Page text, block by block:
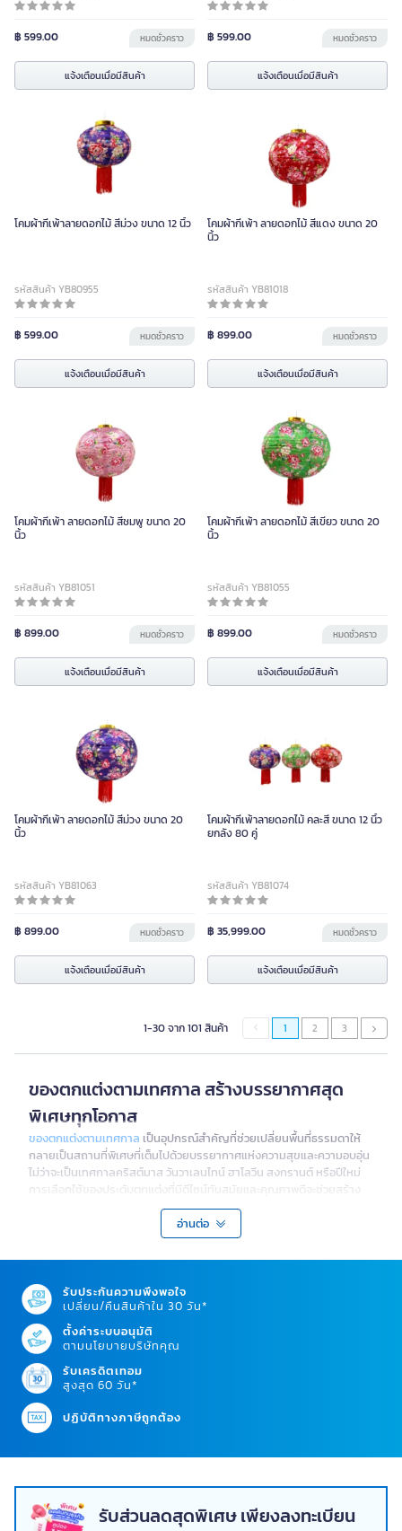
฿ 599.00 หมดชั่วคราว
แจ้งเตือนเมื่อมีสินค้า
฿ 599.00 หมดชั่วคราว
แจ้งเตือนเมื่อมีสินค้า
โคมผ้ากี่เพ้าลายดอกไม้ สีม่วง ขนาด 12 นิ้ว
รหัสสินค้า YB80955
฿ 599.00 หมดชั่วคราว
แจ้งเตือนเมื่อมีสินค้า
โคมผ้ากี่เพ้า ลายดอกไม้ สีแดง ขนาด 20
นิ้ว
รหัสสินค้า YB81018
฿ 899.00 หมดชั่วคราว
แจ้งเตือนเมื่อมีสินค้า
โคมผ้ากี่เพ้า ลายดอกไม้ สีชมพู ขนาด 20
นิ้ว
รหัสสินค้า YB81051
฿ 899.00 หมดชั่วคราว
แจ้งเตือนเมื่อมีสินค้า
โคมผ้ากี่เพ้า ลายดอกไม้ สีเขียว ขนาด 20
นิ้ว
รหัสสินค้า YB81055
฿ 899.00 หมดชั่วคราว
แจ้งเตือนเมื่อมีสินค้า
โคมผ้ากี่เพ้า ลายดอกไม้ สีม่วง ขนาด 20
นิ้ว
รหัสสินค้า YB81063
฿ 899.00 หมดชั่วคราว
แจ้งเตือนเมื่อมีสินค้า
โคมผ้ากี่เพ้าลายดอกไม้ คละสี ขนาด 12 นิ้ว
ยกลัง 80 คู่
รหัสสินค้า YB81074
฿ 35,999.00 หมดชั่วคราว
แจ้งเตือนเมื่อมีสินค้า
1-30 จาก 101 สินค้า 1 2 3
ของตกแต่งตามเทศกาล สร้างบรรยากาศสุด
พิเศษทุกโอกาส
ของตกแต่งตามเทศกาล เป็นอุปกรณ์สำคัญที่ช่วยเปลี่ยนพื้นที่ธรรมดาให้
กลายเป็นสถานที่พิเศษที่เต็มไปด้วยบรรยากาศแห่งความสุขและความอบอุ่น
ไม่ว่าจะเป็นเทศกาลคริสต์มาส วันวาเลนไทน์ ฮาโลวีน สงกรานต์ หรือปีใหม่
การเลือกใช้ของประดับตกแต่งที่มีดีไซน์ทันสมัยและคุณภาพดีจะช่วยสร้าง
ความประทับใจและความทรงจำที่ดีให้กับทุกคนในครอบครัว
ประเภทของตกแต่งตามเทศกาลที่ต้องมีติด
การเลือกประเภทของของตกแต่งตามเทศกาลที่เหมาะสมจะช่วยสร้าง
บรรยากาศที่สมบูรณ์แบบ แต่ละประเภทมีความเฉพาะเจาะจงและจุดเด่นที่
แตกต่างกัน เหมาะกับการใช้งานในสถานการณ์และเทศกาลที่หลากหลาย
1. ไฟประดับ LED สำหรับทุกเทศกาล
ไฟประดับ LED เป็นหัวใจหลักของการตกแต่งตามเทศกาลที่ช่วยเพิ่มความ
สว่างไสวและสีสันให้กับทุกพื้นที่ มีทั้งแบบกระพริบและแสงคงที่ ประหยัด
พลังงาน ปลอดภัย และใช้งานได้นาน เหมาะกับการตกแต่งทั้งภายในและ
ภายนอกอาคาร
ของประดับโต๊ะและชั้นวางช่วยเพิ่มจุดเด่นให้กับมุมต่าง ๆ ในบ้านหรือออฟฟิศ
ไม่ว่าจะเป็นตุ๊กตาซานตา รูปปั้นฟักทอง หรือดอกไม้ประดิษฐ์ตามธีมเทศกาล
สร้างความน่ารักและอบอุ่นให้กับพื้นที่
อ่านต่อ
รับประกันความพึงพอใจ
เปลี่ยน/คืนสินค้าใน 30 วัน*
ตั้งค่าระบบอนุมัติ
ตามนโยบายบริษัทคุณ
รับเครดิตเทอม
สูงสุด 60 วัน*
ปฏิบัติทางภาษีถูกต้อง
รับส่วนลดสุดพิเศษ เพียงลงทะเบียน